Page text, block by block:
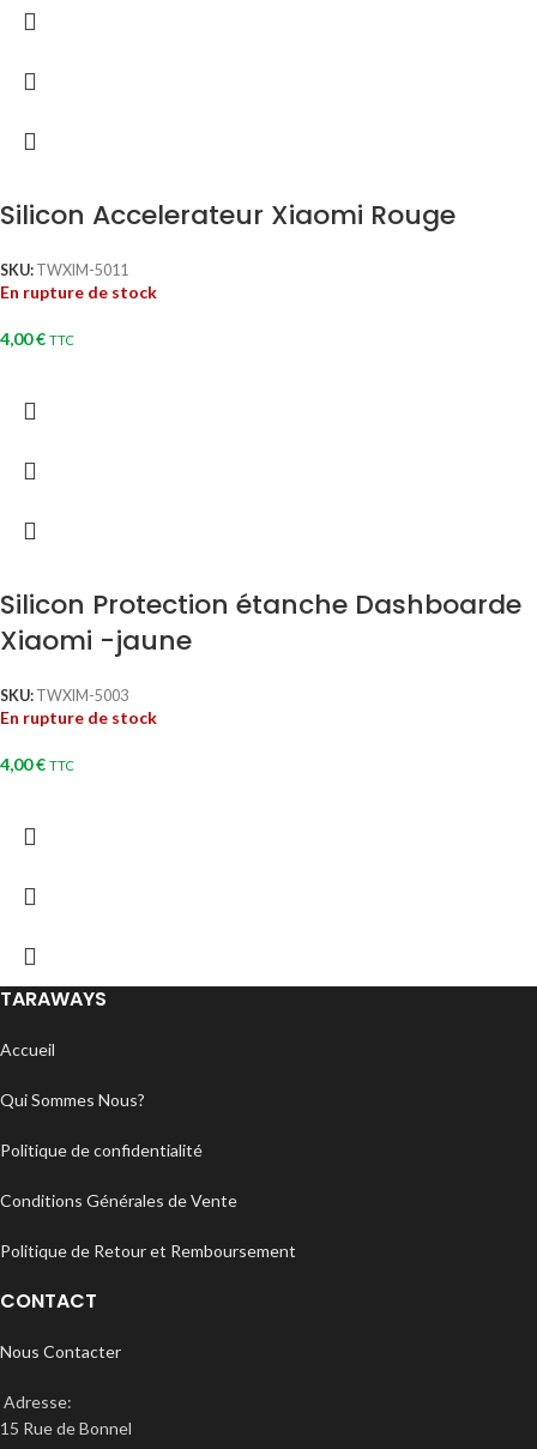
Silicon Accelerateur Xiaomi Rouge
SKU: TWXIM-5011
En rupture de stock
4,00€ TTC
Silicon Protection étanche Dashboarde
Xiaomi -jaune
SKU: TWXIM-5003
En rupture de stock
4,00€ TTC
TARAWAYS
Accueil
Qui Sommes Nous?
Politique de confidentialité
Conditions Générales de Vente
Politique de Retour et Remboursement
CONTACT
Nous Contacter
Adresse:
15 Rue de Bonnel